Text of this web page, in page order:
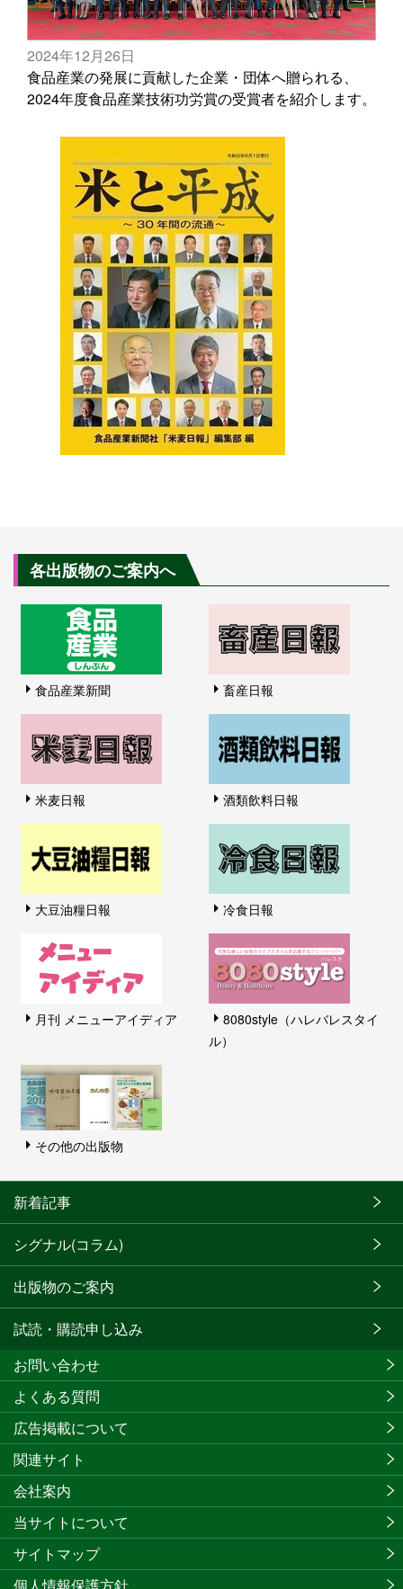
2024年12月26日
食品産業の発展に貢献した企業・団体へ贈られる、
2024年度食品産業技術功労賞の受賞者を紹介します。
各出版物のご案内へ
食品産業新聞 畜産日報
米麦日報 酒類飲料日報
大豆油糧日報 冷食日報
月刊 メニューアイディア
8080style（ハレバレスタイ
ル）
その他の出版物
新着記事
シグナル(コラム)
出版物のご案内
試読・購読申し込み
お問い合わせ
よくある質問
広告掲載について
関連サイト
会社案内
当サイトについて
サイトマップ
個人情報保護方針